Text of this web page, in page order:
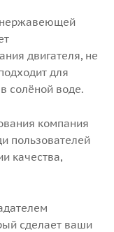
нержавеющей
двигателя, не
для
солёной воде.
компания
пользователей
качества,
сделает ваши